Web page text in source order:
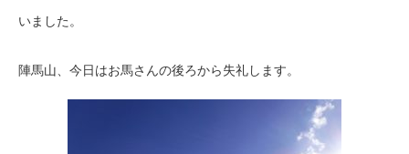
いました。
陣馬山、今日はお馬さんの後ろから失礼します。